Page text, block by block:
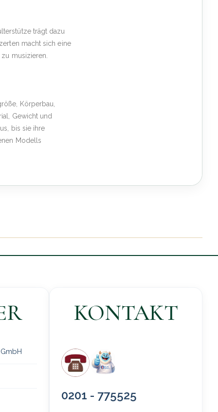
trägt dazu
macht sich eine
musizieren.
Körperbau,
Gewicht und
bis sie ihre
Modells
KONTAKT
0201 - 775525